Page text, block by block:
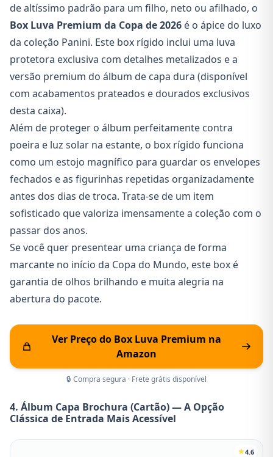
de altíssimo padrão para um filho, neto ou afilhado, o
Box Luva Premium da Copa de 2026 é o ápice do luxo
da coleção Panini. Este box rígido inclui uma luva
protetora exclusiva com detalhes metalizados e a
versão premium do álbum de capa dura (disponível
com acabamentos prateados e dourados exclusivos
desta caixa).
Além de proteger o álbum perfeitamente contra
poeira e luz solar na estante, o box rígido funciona
como um estojo magnífico para guardar os envelopes
fechados e as figurinhas repetidas organizadamente
antes dos dias de troca. Trata-se de um item
sofisticado que valoriza imensamente a coleção com o
passar dos anos.
Se você quer presentear uma criança de forma
marcante no início da Copa do Mundo, este box é
garantia de olhos brilhando e muita alegria na
abertura do pacote.
Ver Preço do Box Luva Premium na
Amazon
🔒 Compra segura · Frete grátis disponível
4. Álbum Capa Brochura (Cartão) — A Opção
Clássica de Entrada Mais Acessível
4.6